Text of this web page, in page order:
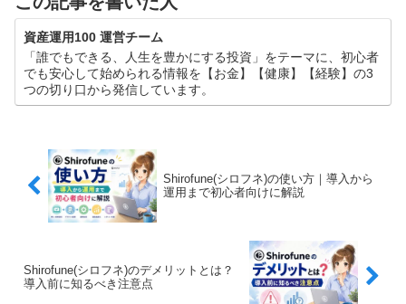
資産運用100 運営チーム
「誰でもできる、人生を豊かにする投資」をテーマに、初心者
でも安心して始められる情報を【お金】【健康】【経験】の3
つの切り口から発信しています。
Shirofune(シロフネ)の使い方｜導入から
運用まで初心者向けに解説
Shirofune(シロフネ)のデメリットとは？
導入前に知るべき注意点